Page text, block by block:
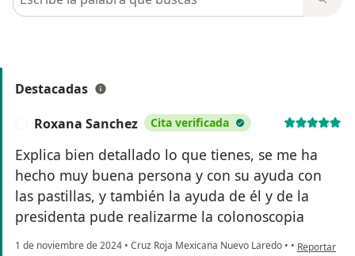
Destacadas
Roxana Sanchez Cita verificada
Explica bien detallado lo que tienes, se me ha
hecho muy buena persona y con su ayuda con
las pastillas, y también la ayuda de él y de la
presidenta pude realizarme la colonoscopia
1 de noviembre de 2024 • Cruz Roja Mexicana Nuevo Laredo • • en opinión
Reportar